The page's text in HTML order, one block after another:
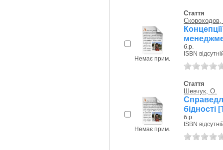
Немає прим.
Стаття
б.р.
ISBN
Немає прим.
Стаття
Шевчук, О.
бідності
б.р.
ISBN